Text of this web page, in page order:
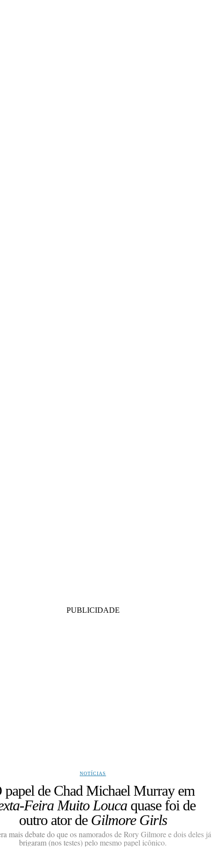
PUBLICIDADE
NOTÍCIAS
papel de Chad Michael Murray em
Feira Muito Loucaquase foi de
outro ator de Gilmore Girls
mais debate do que os namorados de Rory Gilmore e dois deles já
brigaram (nos testes) pelo mesmo papel icônico.